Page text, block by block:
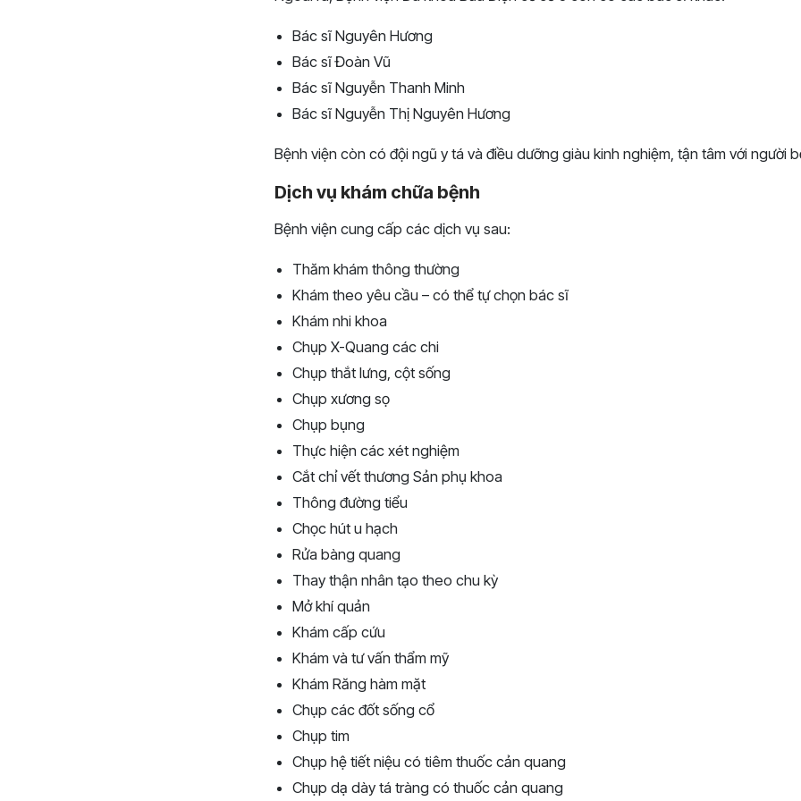
Bác sĩ Nguyên Hương
Bác sĩ Đoàn Vũ
Bác sĩ Nguyễn Thanh Minh
Bác sĩ Nguyễn Thị Nguyên Hương
Bệnh viện còn có đội ngũ y tá và điều dưỡng giàu kinh nghiệm, tận tâm với người
Dịch vụ khám chữa bệnh
Bệnh viện cung cấp các dịch vụ sau:
Thăm khám thông thường
Khám theo yêu cầu – có thể tự chọn bác sĩ
Khám nhi khoa
Chụp X-Quang các chi
Chụp thắt lưng, cột sống
Chụp xương sọ
Chụp bụng
Thực hiện các xét nghiệm
Cắt chỉ vết thương Sản phụ khoa
Thông đường tiểu
Chọc hút u hạch
Rửa bàng quang
Thay thận nhân tạo theo chu kỳ
Mở khí quản
Khám cấp cứu
Khám và tư vấn thẩm mỹ
Khám Răng hàm mặt
Chụp các đốt sống cổ
Chụp tim
Chụp hệ tiết niệu có tiêm thuốc cản quang
Chụp dạ dày tá tràng có thuốc cản quang